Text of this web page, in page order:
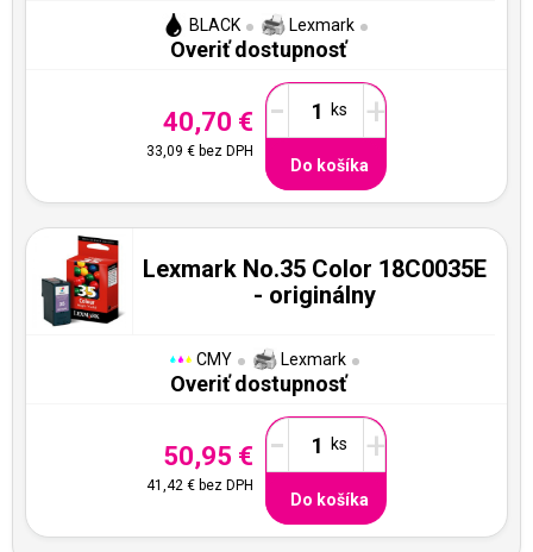
BLACK Lexmark
Overiť dostupnosť
40,70 €
33,09 € bez DPH
- +
Do košíka
Lexmark No.35 Color 18C0035E
- originálny
CMY Lexmark
Overiť dostupnosť
50,95 €
41,42 € bez DPH
- +
Do košíka